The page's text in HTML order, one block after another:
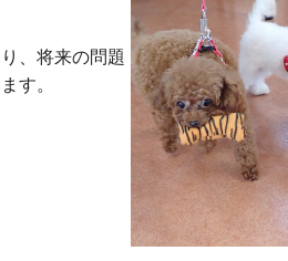
、将来の問題
す。